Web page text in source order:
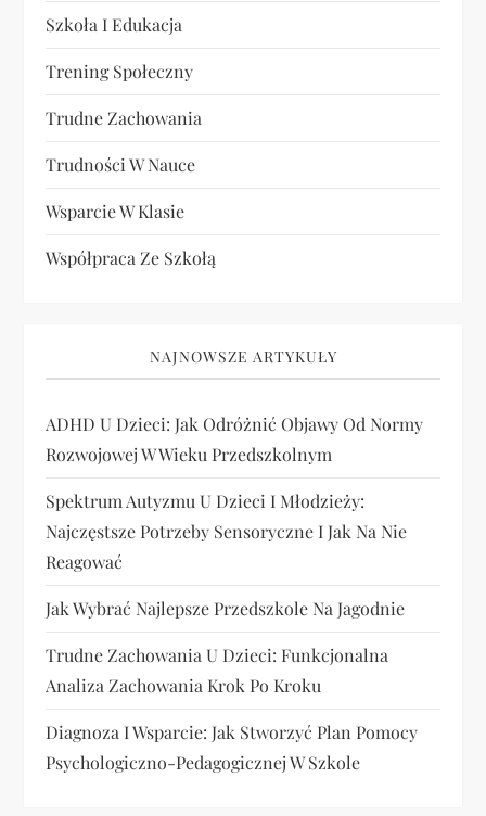
Szkoła I Edukacja
Trening Społeczny
Trudne Zachowania
Trudności W Nauce
Wsparcie W Klasie
Współpraca Ze Szkołą
NAJNOWSZE ARTYKUŁY
ADHD U Dzieci: Jak Odróżnić Objawy Od Normy
Rozwojowej W Wieku Przedszkolnym
Spektrum Autyzmu U Dzieci I Młodzieży:
Najczęstsze Potrzeby Sensoryczne I Jak Na Nie
Reagować
Jak Wybrać Najlepsze Przedszkole Na Jagodnie
Trudne Zachowania U Dzieci: Funkcjonalna
Analiza Zachowania Krok Po Kroku
Diagnoza I Wsparcie: Jak Stworzyć Plan Pomocy
Psychologiczno-Pedagogicznej W Szkole